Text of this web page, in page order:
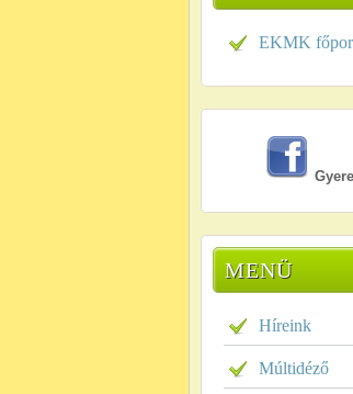
EKMK
MENÜ
Híreink
Múltidéző